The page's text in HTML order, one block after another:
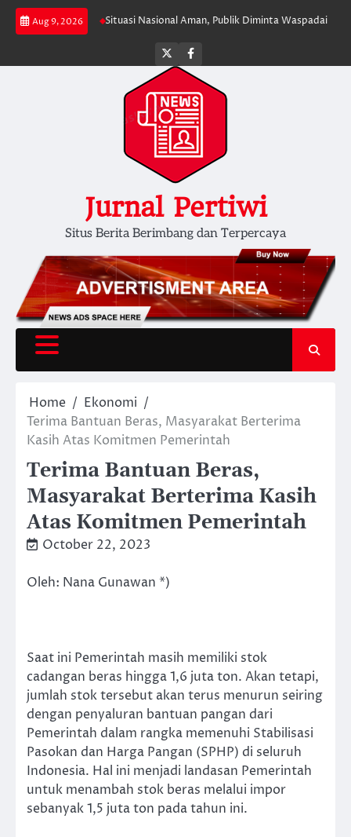
Skip
Aug 9, 2026Situasi Nasional Aman, Publik Diminta Waspadai Provokasi
Twitterfacebook
Jurnal Pertiwi
Situs Berita Berimbang dan Terpercaya
Home
Ekonomi
Terima Bantuan Beras, Masyarakat Berterima
Kasih Atas Komitmen Pemerintah
Terima Bantuan Beras,
Masyarakat Berterima Kasih
Atas Komitmen Pemerintah
October 22, 2023
Oleh: Nana Gunawan *)
Saat ini Pemerintah masih memiliki stok
cadangan beras hingga 1,6 juta ton. Akan tetapi,
jumlah stok tersebut akan terus menurun seiring
dengan penyaluran bantuan pangan dari
Pemerintah dalam rangka memenuhi Stabilisasi
Pasokan dan Harga Pangan (SPHP) di seluruh
Indonesia. Hal ini menjadi landasan Pemerintah
untuk menambah stok beras melalui impor
sebanyak 1,5 juta ton pada tahun ini.